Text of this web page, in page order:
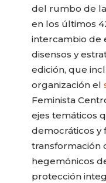
del rumbo de
en los últimos
intercambio de
disensos y
edición, que
organización el
Feminista
ejes temáticos
democráticos y
transformación
hegemónicos
protección